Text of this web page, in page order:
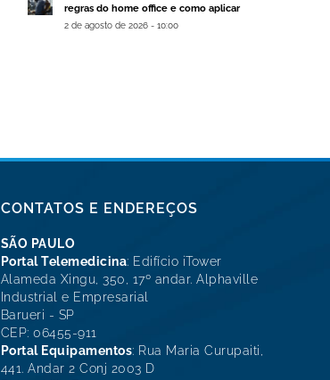
regras do home office e como aplicar
2 de agosto de 2026 - 10:00
CONTATOS E ENDEREÇOS
SÃO PAULO
Portal Telemedicina: Edifício iTower
Alameda Xingu, 350, 17º andar. Alphaville
Industrial e Empresarial
Barueri - SP
CEP: 06455-911
Portal Equipamentos: Rua Maria Curupaiti,
441. Andar 2 Conj 2003 D